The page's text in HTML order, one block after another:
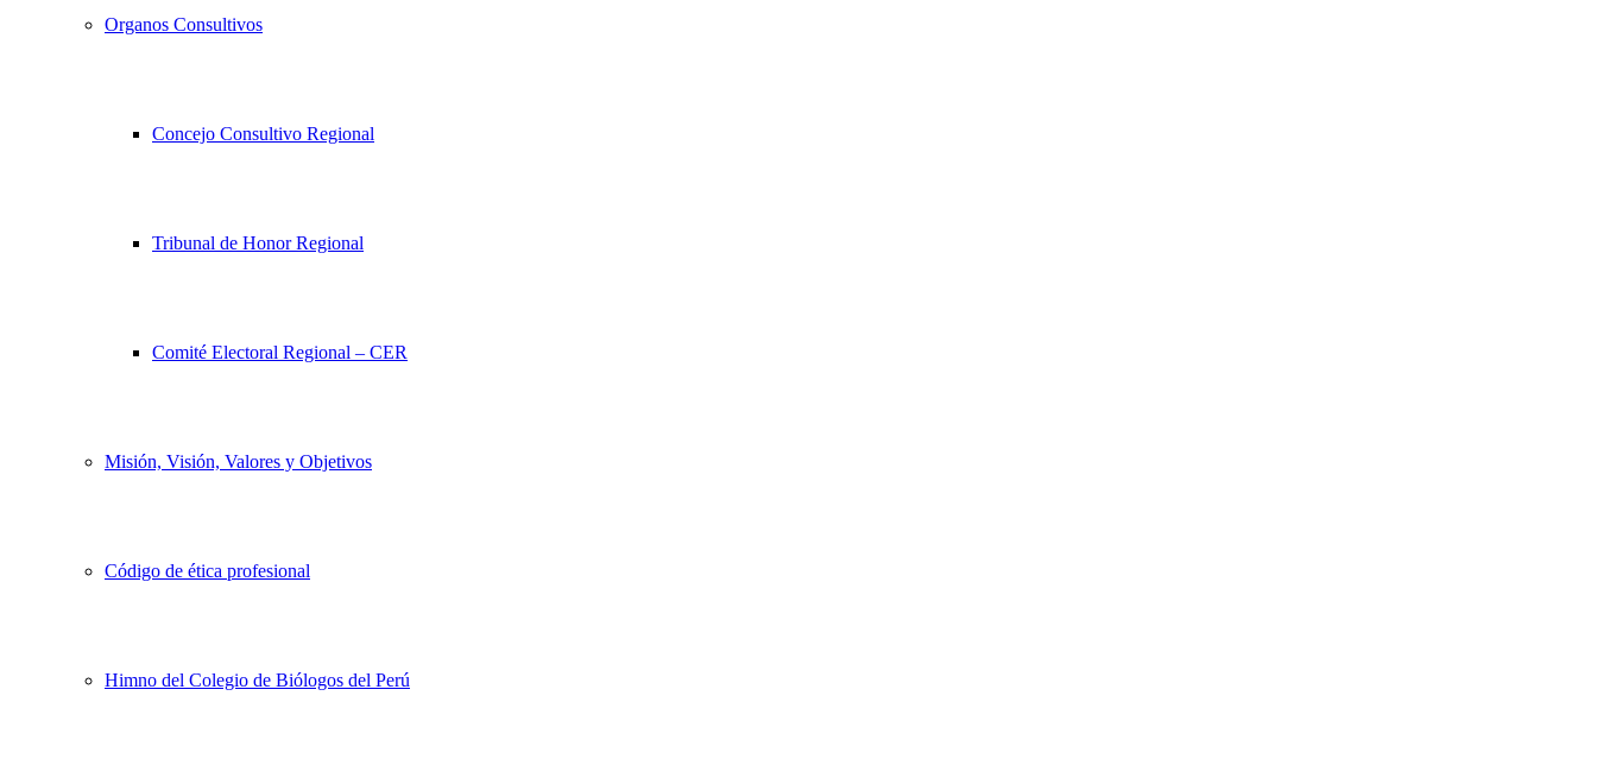
Organos Consultivos
Concejo Consultivo Regional
Tribunal de Honor Regional
Comité Electoral Regional – CER
Misión, Visión, Valores y Objetivos
Código de ética profesional
Himno del Colegio de Biólogos del Perú